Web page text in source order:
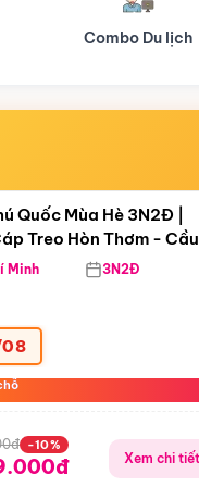
Tour Doanh Nghiệp
15:59:19
Treo Hòn Thơm
Quốc Mùa Hè 3N2Đ |
Treo Hòn Thơm - Cầu
Viên Nước
Minh 3N2Đ
-10%
Xem chi tiết